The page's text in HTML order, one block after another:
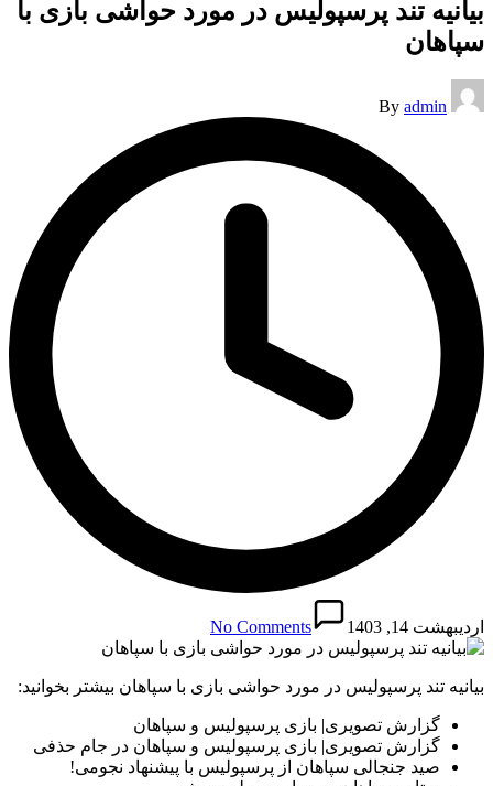
بیانیه تند پرسپولیس در مورد حواشی بازی با
سپاهان
Posted
by
By admin
اردیبهشت 14, 1403 No Comments
بیانیه تند پرسپولیس در مورد حواشی بازی با سپاهان بیشتر بخوانید:
گزارش تصویری| بازی پرسپولیس و سپاهان
گزارش تصویری| بازی پرسپولیس و سپاهان در جام حذفی
صید جنجالی سپاهان از پرسپولیس با پیشنهاد نجومی!